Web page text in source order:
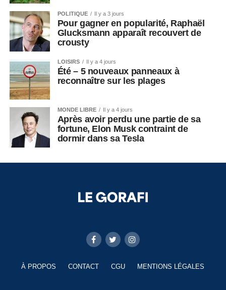
POLITIQUE Il y a 3 jours
Pour gagner en popularité, Raphaël
Glucksmann apparaît recouvert de
crousty
LOISIRS Il y a 4 jours
Été – 5 nouveaux panneaux à
reconnaître sur les plages
MONDE LIBRE Il y a 4 jours
Après avoir perdu une partie de sa
fortune, Elon Musk contraint de
dormir dans sa Tesla
À PROPOS CONTACT CGU MENTIONS LÉGALES